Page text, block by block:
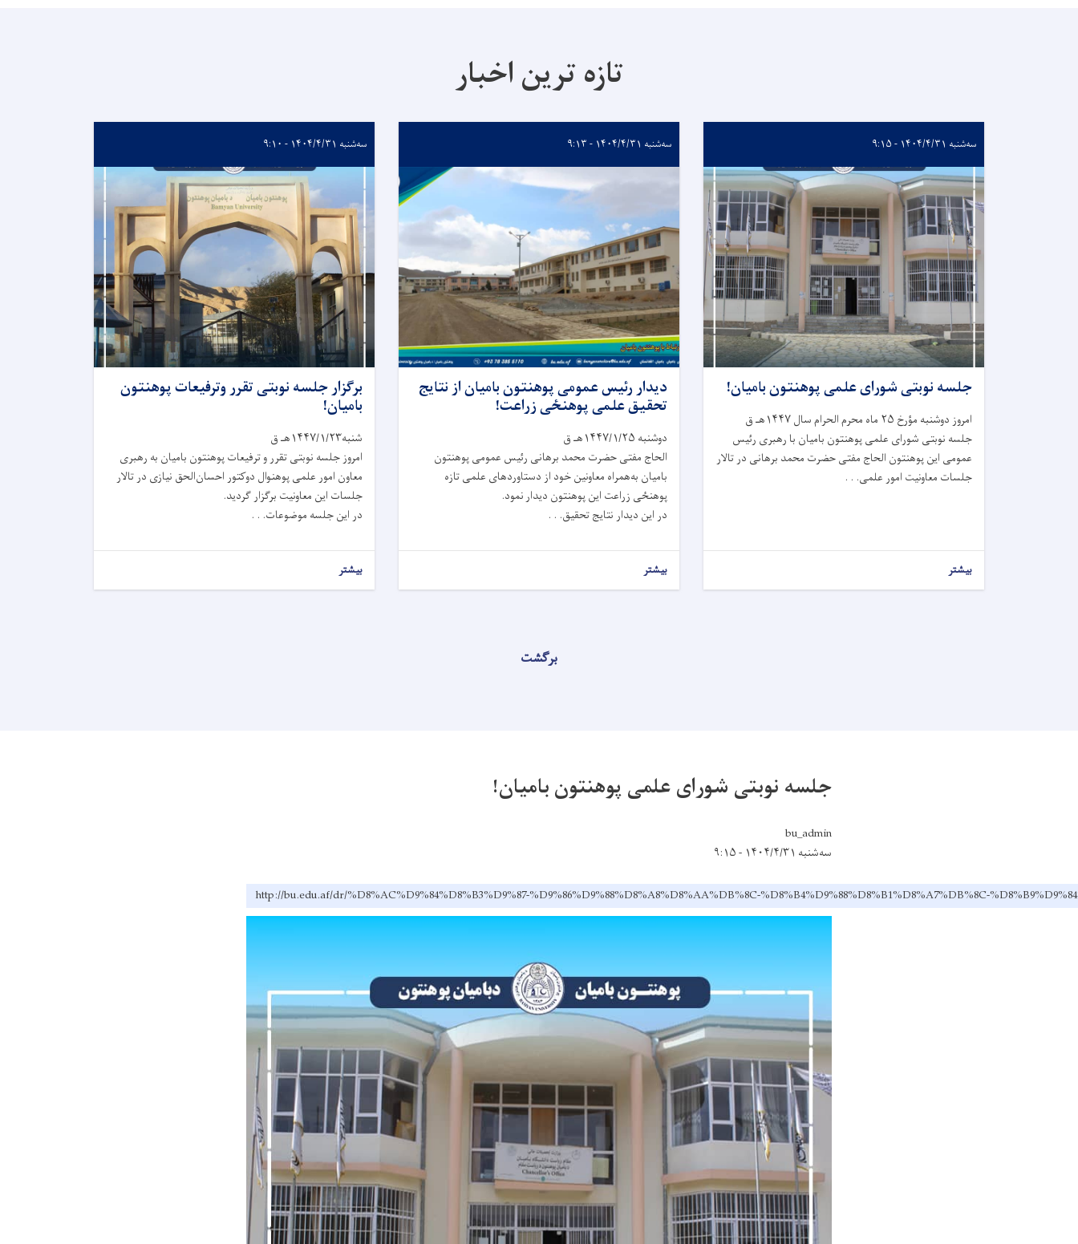
تازه ترین اخبار
سه‌شنبه ۱۴۰۴/۴/۳۱ - ۹:۱۵
جلسه نوبتی شورای علمی پوهنتون بامیان!
امروز دوشنبه مؤرخ ۲۵ ماه محرم الحرام سال ۱۴۴۷هـ ق
جلسه نوبتی شورای علمی پوهنتون بامیان با رهبری رئیس
عمومی این پوهنتون الحاج مفتی حضرت محمد برهانی در تالار
جلسات معاونیت امور علمی. . .
بیشتر
سه‌شنبه ۱۴۰۴/۴/۳۱ - ۹:۱۳
دیدار رئیس عمومی پوهنتون بامیان از نتایج
تحقیق علمی پوهنځی زراعت!
دوشنبه ۱۴۴۷/۱/۲۵هـ ق
الحاج مفتی حضرت محمد برهانی رئیس عمومی پوهنتون
بامیان به‌همراه معاونین خود از دستاوردهای علمی تازه
پوهنځی زراعت این پوهنتون دیدار نمود.
در این دیدار نتایج تحقیق. . .
بیشتر
سه‌شنبه ۱۴۰۴/۴/۳۱ - ۹:۱۰
برگزار جلسه نوبتی تقرر وترفیعات پوهنتون
بامیان!
شنبه۱۴۴۷/۱/۲۳هـ ق
امروز جلسه نوبتی تقرر و ترفیعات پوهنتون بامیان به رهبری
معاون امور علمی پوهنوال دوکتور احسان‌الحق نیازی در تالار
جلسات این معاونیت برگزار گردید.
در این جلسه موضوعات. . .
بیشتر
برگشت
جلسه نوبتی شورای علمی پوهنتون بامیان!
bu_admin
سه‌شنبه ۱۴۰۴/۴/۳۱ - ۹:۱۵
http://bu.edu.af/dr/%D8%AC%D9%84%D8%B3%D9%87-%D9%86%D9%88%D8%A8%D8%AA%DB%8C-%D8%B4%D9%88%D8%B1%D8%A7%DB%8C-